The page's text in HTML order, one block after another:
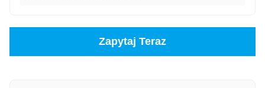
Zapytaj Teraz